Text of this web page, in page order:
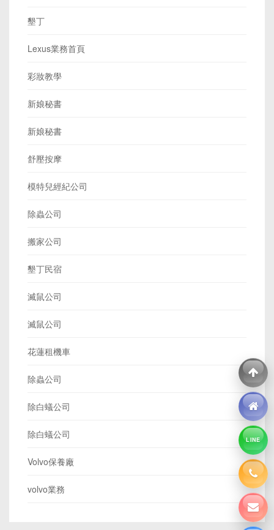
墾丁
Lexus業務首頁
彩妝教學
新娘秘書
新娘秘書
舒壓按摩
模特兒經紀公司
除蟲公司
搬家公司
墾丁民宿
滅鼠公司
滅鼠公司
花蓮租機車
除蟲公司
除白蟻公司
除白蟻公司
Volvo保養廠
volvo業務
LINE